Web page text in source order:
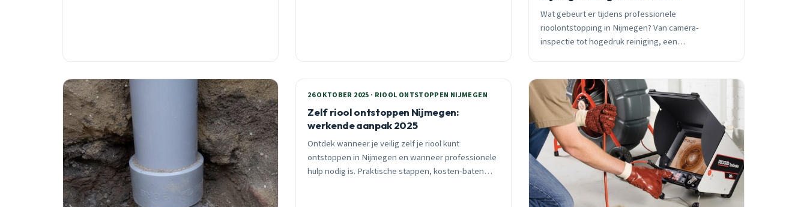
Wat gebeurt er tijdens professionele
rioolontstopping in Nijmegen? Van camera-
inspectie tot hogedruk reiniging, een
26 OKTOBER 2025 · RIOOL ONTSTOPPEN NIJMEGEN
Zelf riool ontstoppen Nijmegen:
werkende aanpak 2025
Ontdek wanneer je veilig zelf je riool kunt
ontstoppen in Nijmegen en wanneer professionele
hulp nodig is. Praktische stappen, kosten-baten